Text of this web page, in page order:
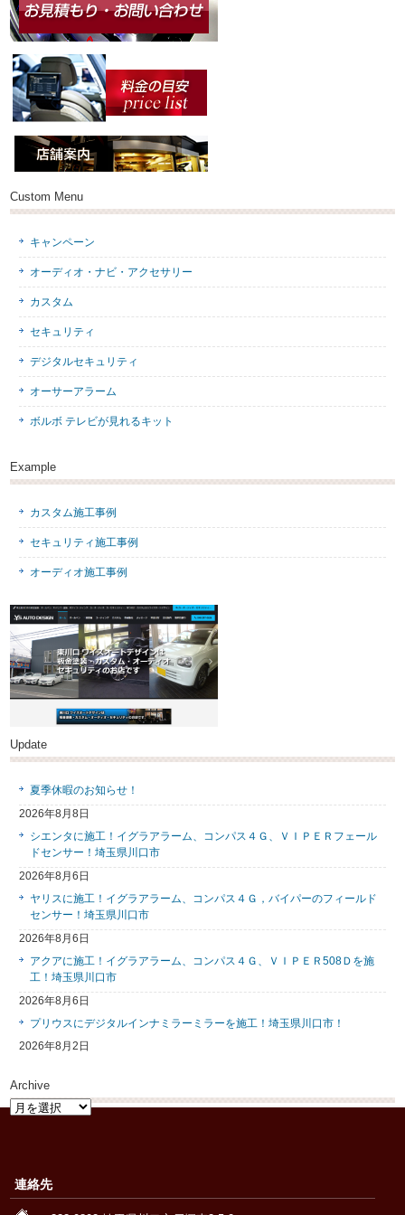
Custom Menu
キャンペーン
オーディオ・ナビ・アクセサリー
カスタム
セキュリティ
デジタルセキュリティ
オーサーアラーム
ボルボ テレビが見れるキット
Example
カスタム施工事例
セキュリティ施工事例
オーディオ施工事例
Update
夏季休暇のお知らせ！
2026年8月8日
シエンタに施工！イグラアラーム、コンパス４Ｇ、ＶＩＰＥＲフェール
ドセンサー！埼玉県川口市
2026年8月6日
ヤリスに施工！イグラアラーム、コンパス４Ｇ，バイパーのフィールド
センサー！埼玉県川口市
2026年8月6日
アクアに施工！イグラアラーム、コンパス４Ｇ、ＶＩＰＥＲ508Ｄを施
工！埼玉県川口市
2026年8月6日
プリウスにデジタルインナミラーミラーを施工！埼玉県川口市！
2026年8月2日
Archive
Archive
連絡先